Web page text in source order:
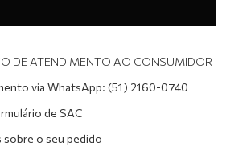
DE ATENDIMENTO AO CONSUMIDOR
via WhatsApp: (51) 2160-0740
de SAC
sobre o seu pedido